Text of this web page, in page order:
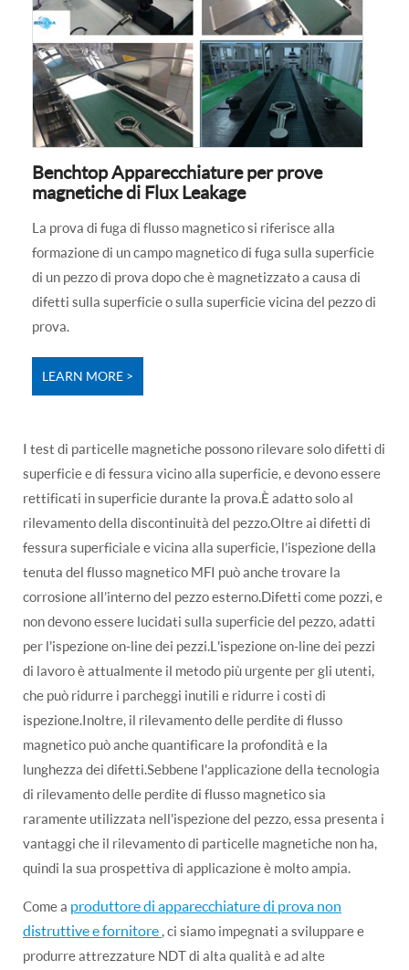
Benchtop Apparecchiature per prove
magnetiche di Flux Leakage
La prova di fuga di flusso magnetico si riferisce alla
formazione di un campo magnetico di fuga sulla superficie
di un pezzo di prova dopo che è magnetizzato a causa di
difetti sulla superficie o sulla superficie vicina del pezzo di
prova.
LEARN MORE >
I test di particelle magnetiche possono rilevare solo difetti di
superficie e di fessura vicino alla superficie, e devono essere
rettificati in superficie durante la prova.È adatto solo al
rilevamento della discontinuità del pezzo.Oltre ai difetti di
fessura superficiale e vicina alla superficie, l’ispezione della
tenuta del flusso magnetico MFI può anche trovare la
corrosione all’interno del pezzo esterno.Difetti come pozzi, e
non devono essere lucidati sulla superficie del pezzo, adatti
per l'ispezione on-line dei pezzi.L'ispezione on-line dei pezzi
di lavoro è attualmente il metodo più urgente per gli utenti,
che può ridurre i parcheggi inutili e ridurre i costi di
ispezione.Inoltre, il rilevamento delle perdite di flusso
magnetico può anche quantificare la profondità e la
lunghezza dei difetti.Sebbene l'applicazione della tecnologia
di rilevamento delle perdite di flusso magnetico sia
raramente utilizzata nell'ispezione del pezzo, essa presenta i
vantaggi che il rilevamento di particelle magnetiche non ha,
quindi la sua prospettiva di applicazione è molto ampia.
Come a produttore di apparecchiature di prova non
distruttive e fornitore, ci siamo impegnati a sviluppare e
produrre attrezzature NDT di alta qualità e ad alte